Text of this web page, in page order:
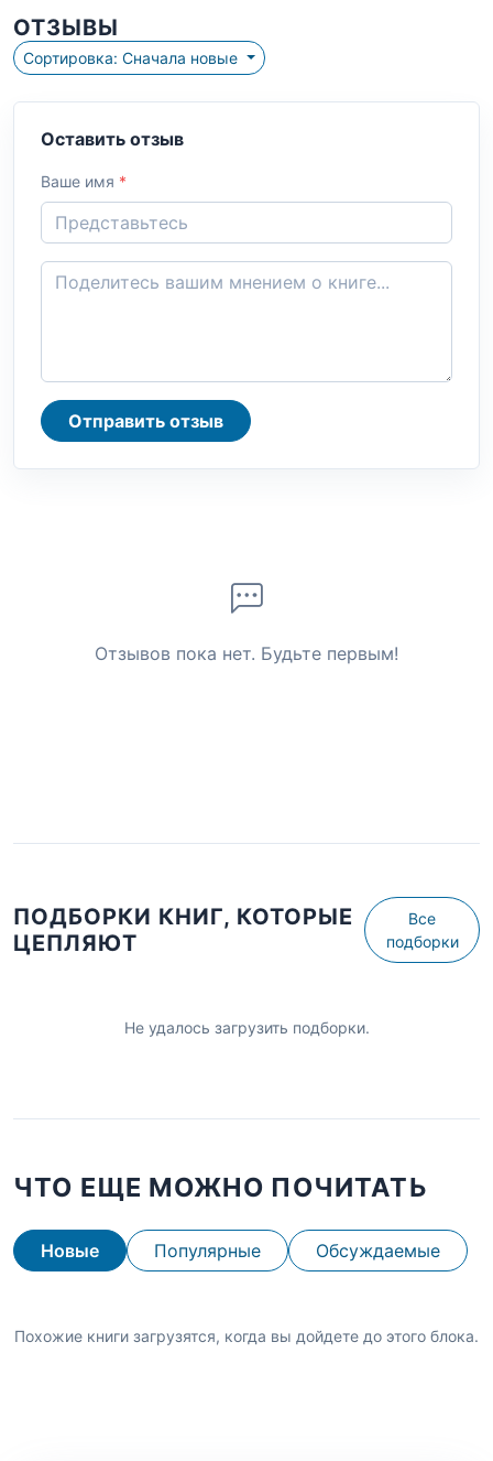
ОТЗЫВЫ
Сортировка: Сначала новые
Оставить отзыв
Ваше имя *
Отправить отзыв
Отзывов пока нет. Будьте первым!
ПОДБОРКИ КНИГ, КОТОРЫЕ
ЦЕПЛЯЮТ
Все
подборки
Не удалось загрузить подборки.
ЧТО ЕЩЕ МОЖНО ПОЧИТАТЬ
Новые Популярные Обсуждаемые
Похожие книги загрузятся, когда вы дойдете до этого блока.